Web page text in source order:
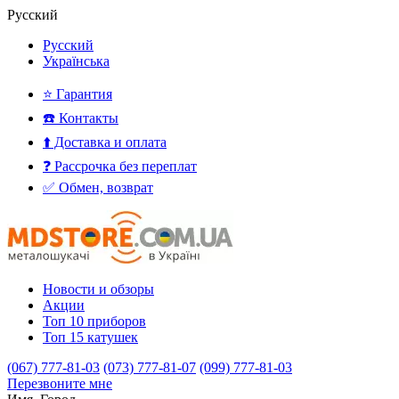
Русский
Русский
Українська
⭐ Гарантия
☎️ Контакты
⬆️ Доставка и оплата
❓ Рассрочка без переплат
✅ Обмен, возврат
Новости и обзоры
Акции
Топ 10 приборов
Топ 15 катушек
(067) 777-81-03 (073) 777-81-07 (099) 777-81-03
Перезвоните мне